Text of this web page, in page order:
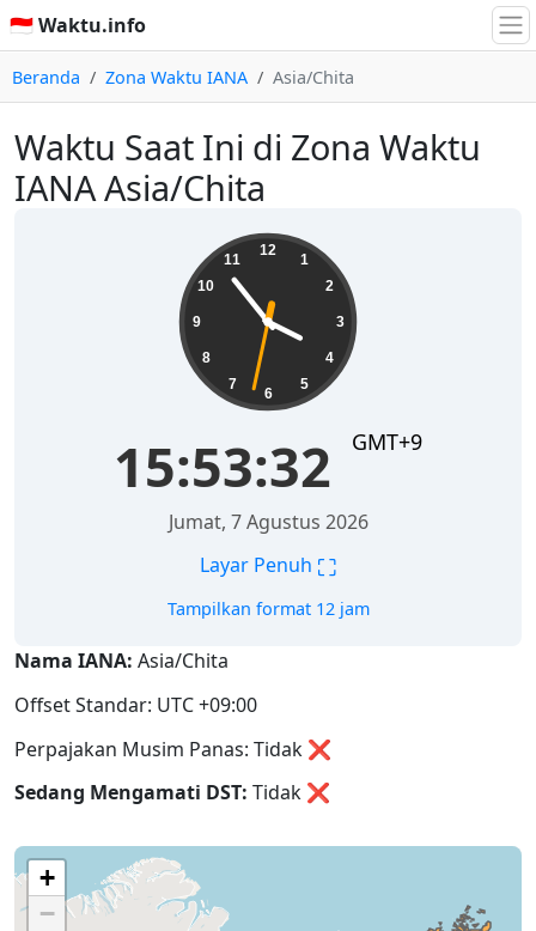
🇮🇩 Waktu.info
Beranda Zona Waktu IANA Asia/Chita
Waktu Saat Ini di Zona Waktu
IANA Asia/Chita
12
1
2
3
4
5
6
7
8
9
10
11
15:53:32 GMT+9
Jumat, 7 Agustus 2026
Layar Penuh ⛶
Tampilkan format 12 jam
Nama IANA: Asia/Chita
Offset Standar: UTC +09:00
Perpajakan Musim Panas: Tidak ❌
Sedang Mengamati DST: Tidak ❌
+
−